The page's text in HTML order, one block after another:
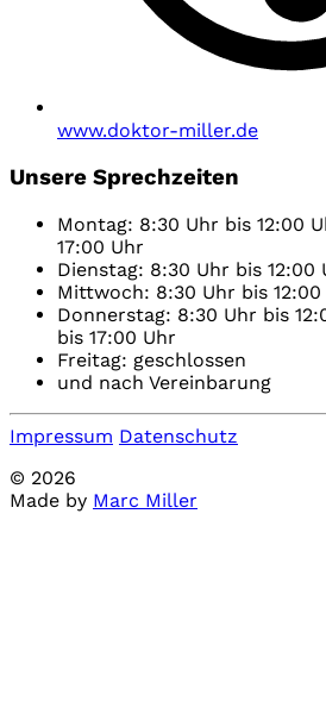
www.doktor-miller.de
Unsere Sprechzeiten
Montag: 8:30 Uhr bis 12:00
17:00 Uhr
Dienstag: 8:30 Uhr bis 12:00
Mittwoch: 8:30 Uhr bis 12:00
Donnerstag: 8:30 Uhr bis
bis 17:00 Uhr
Freitag: geschlossen
und nach Vereinbarung
Impressum Datenschutz
© 2026
Made by Marc Miller